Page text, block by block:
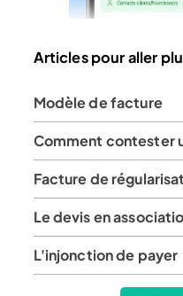
Articles pour aller
Modèle de facture
Comment contester
Facture de
Le devis en
L'injonction de payer